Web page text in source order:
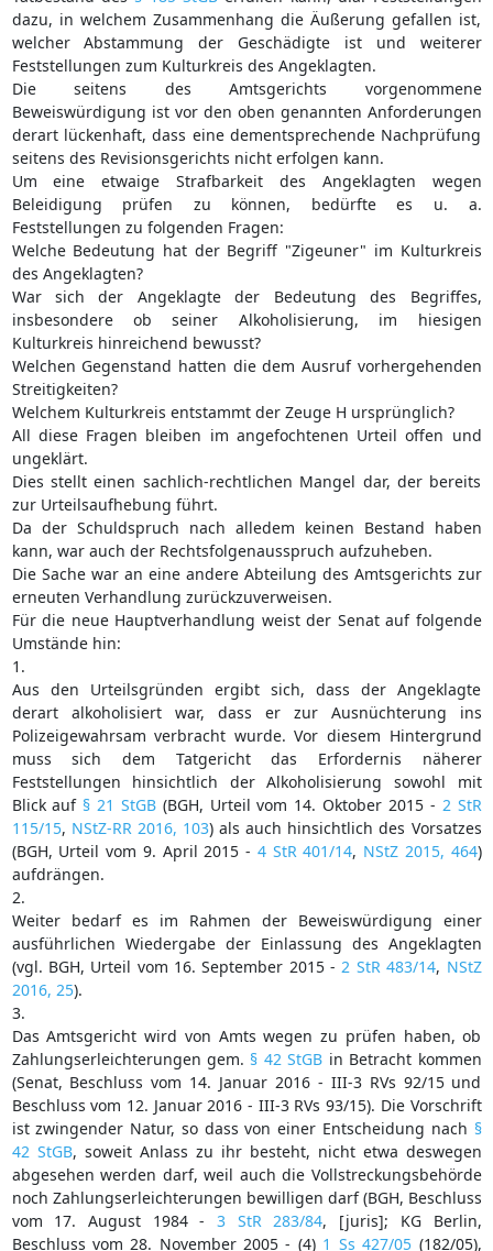
dazu, in welchem Zusammenhang die Äußerung gefallen ist,
welcher Abstammung der Geschädigte ist und weiterer
Feststellungen zum Kulturkreis des Angeklagten.
Die seitens des Amtsgerichts vorgenommene
Beweiswürdigung ist vor den oben genannten Anforderungen
derart lückenhaft, dass eine dementsprechende Nachprüfung
seitens des Revisionsgerichts nicht erfolgen kann.
Um eine etwaige Strafbarkeit des Angeklagten wegen
Beleidigung prüfen zu können, bedürfte es u. a.
Feststellungen zu folgenden Fragen:
Welche Bedeutung hat der Begriff "Zigeuner" im Kulturkreis
des Angeklagten?
War sich der Angeklagte der Bedeutung des Begriffes,
insbesondere ob seiner Alkoholisierung, im hiesigen
Kulturkreis hinreichend bewusst?
Welchen Gegenstand hatten die dem Ausruf vorhergehenden
Streitigkeiten?
Welchem Kulturkreis entstammt der Zeuge H ursprünglich?
All diese Fragen bleiben im angefochtenen Urteil offen und
ungeklärt.
Dies stellt einen sachlich-rechtlichen Mangel dar, der bereits
zur Urteilsaufhebung führt.
Da der Schuldspruch nach alledem keinen Bestand haben
kann, war auch der Rechtsfolgenausspruch aufzuheben.
Die Sache war an eine andere Abteilung des Amtsgerichts zur
erneuten Verhandlung zurückzuverweisen.
Für die neue Hauptverhandlung weist der Senat auf folgende
Umstände hin:
1.
Aus den Urteilsgründen ergibt sich, dass der Angeklagte
derart alkoholisiert war, dass er zur Ausnüchterung ins
Polizeigewahrsam verbracht wurde. Vor diesem Hintergrund
muss sich dem Tatgericht das Erfordernis näherer
Feststellungen hinsichtlich der Alkoholisierung sowohl mit
Blick auf § 21 StGB(BGH, Urteil vom 14. Oktober 2015 - 2 StR
115/15, NStZ-RR 2016, 103) als auch hinsichtlich des Vorsatzes
(BGH, Urteil vom 9. April 2015 - 4 StR 401/14, NStZ 2015, 464)
aufdrängen.
2.
Weiter bedarf es im Rahmen der Beweiswürdigung einer
ausführlichen Wiedergabe der Einlassung des Angeklagten
(vgl. BGH, Urteil vom 16. September 2015 - 2 StR 483/14, NStZ
2016, 25).
3.
Das Amtsgericht wird von Amts wegen zu prüfen haben, ob
Zahlungserleichterungen gem. § 42 StGB in Betracht kommen
(Senat, Beschluss vom 14. Januar 2016 - III-3 RVs 92/15 und
Beschluss vom 12. Januar 2016 - III-3 RVs 93/15). Die Vorschrift
ist zwingender Natur, so dass von einer Entscheidung nach §
42 StGB, soweit Anlass zu ihr besteht, nicht etwa deswegen
abgesehen werden darf, weil auch die Vollstreckungsbehörde
noch Zahlungserleichterungen bewilligen darf (BGH, Beschluss
vom 17. August 1984 - 3 StR 283/84, [juris]; KG Berlin,
Beschluss vom 28. November 2005 - (4) 1 Ss 427/05 (182/05),